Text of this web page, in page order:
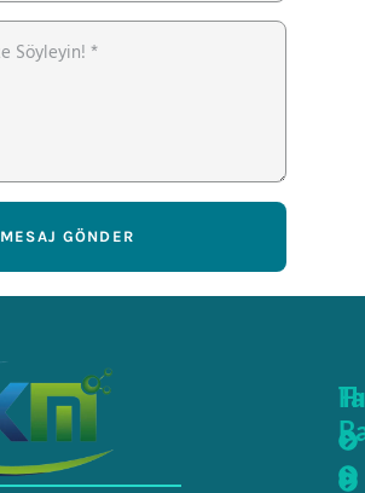
MESAJ GÖNDER